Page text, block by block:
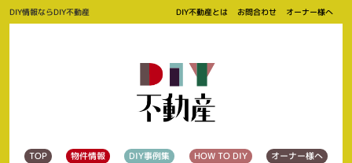
DIY情報ならDIY不動産 DIY不動産とは お問合わせ オーナー様へ
TOP 物件情報 DIY事例集 HOW TO DIY オーナー様へ